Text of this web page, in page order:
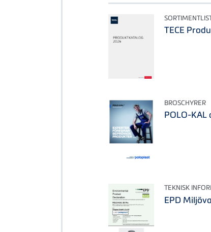
TECE
BROSCHYRER
POLO-
TEKNISK
EPD